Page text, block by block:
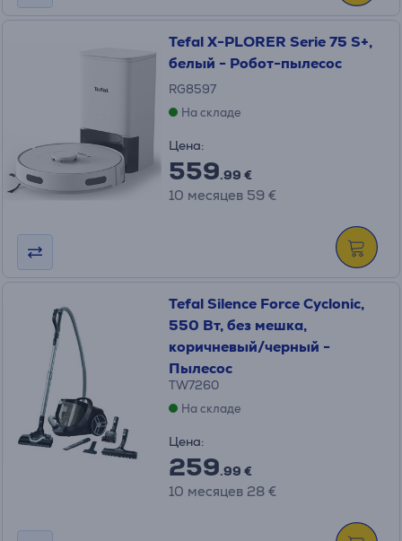
Tefal X-PLORER Serie 75 S+,
белый - Робот-пылесос
RG8597
На складе
Цена:
559.99 €
10 месяцев 59 €
Tefal Silence Force Cyclonic,
550 Вт, без мешка,
коричневый/черный -
Пылесос
TW7260
На складе
Цена:
259.99 €
10 месяцев 28 €